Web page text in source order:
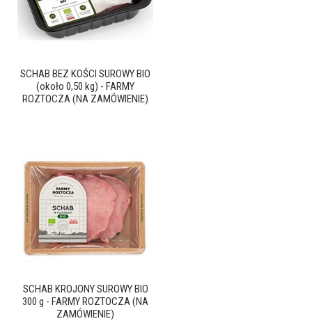
SCHAB BEZ KOŚCI SUROWY BIO
(około 0,50 kg) - FARMY
ROZTOCZA (NA ZAMÓWIENIE)
SCHAB KROJONY SUROWY BIO
300 g - FARMY ROZTOCZA (NA
ZAMÓWIENIE)